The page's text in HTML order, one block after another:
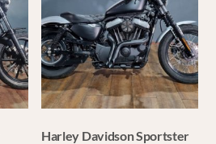
Harley Davidson Sportster